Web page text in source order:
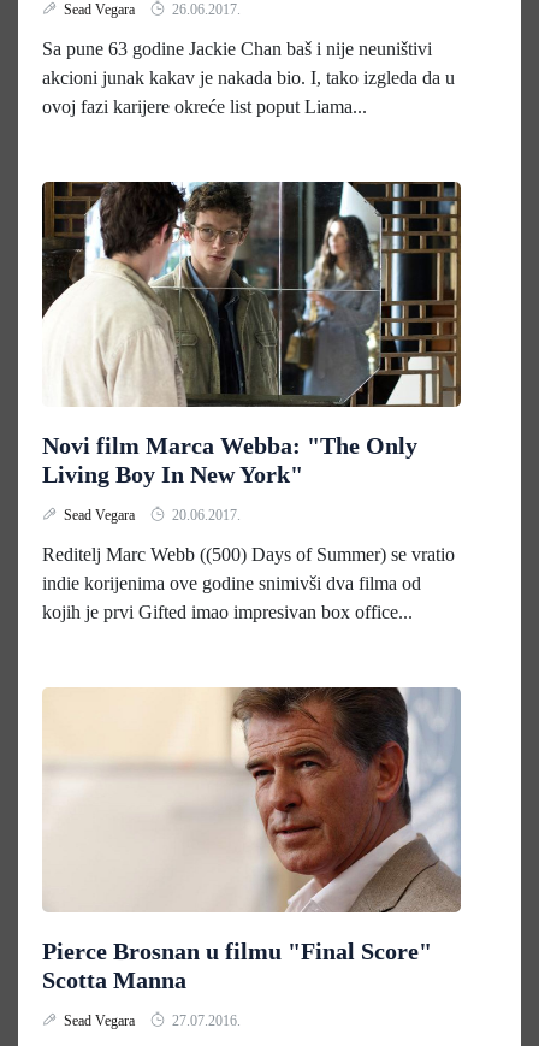
Sead Vegara 26.06.2017.
Sa pune 63 godine Jackie Chan baš i nije neuništivi
akcioni junak kakav je nakada bio. I, tako izgleda da u
ovoj fazi karijere okreće list poput Liama...
Novi film Marca Webba: "The Only
Living Boy In New York"
Sead Vegara 20.06.2017.
Reditelj Marc Webb ((500) Days of Summer) se vratio
indie korijenima ove godine snimivši dva filma od
kojih je prvi Gifted imao impresivan box office...
Pierce Brosnan u filmu "Final Score"
Scotta Manna
Sead Vegara 27.07.2016.